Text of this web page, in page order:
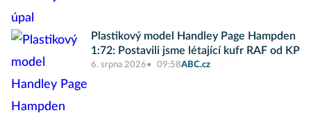
Plastikový model Handley Page Hampden
1:72: Postavili jsme létající kufr RAF od KP
6. srpna 2026 09:58ABC.cz